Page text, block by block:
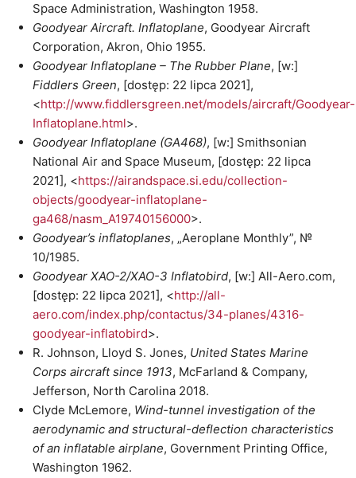
Space Administration, Washington 1958.
Goodyear Aircraft. Inflatoplane, Goodyear Aircraft
Corporation, Akron, Ohio 1955.
Goodyear Inflatoplane – The Rubber Plane, [w:]
Fiddlers Green, [dostęp: 22 lipca 2021],
<http://www.fiddlersgreen.net/models/aircraft/Goodyear-
Inflatoplane.html>.
Goodyear Inflatoplane (GA468), [w:] Smithsonian
National Air and Space Museum, [dostęp: 22 lipca
2021], <https://airandspace.si.edu/collection-
objects/goodyear-inflatoplane-
ga468/nasm_A19740156000>.
Goodyear’s inflatoplanes, „Aeroplane Monthly”, №
10/1985.
Goodyear XAO-2/XAO-3 Inflatobird, [w:] All-Aero.com,
[dostęp: 22 lipca 2021], <http://all-
aero.com/index.php/contactus/34-planes/4316-
goodyear-inflatobird>.
R. Johnson, Lloyd S. Jones, United States Marine
Corps aircraft since 1913, McFarland & Company,
Jefferson, North Carolina 2018.
Clyde McLemore, Wind-tunnel investigation of the
aerodynamic and structural-deflection characteristics
of an inflatable airplane, Government Printing Office,
Washington 1962.